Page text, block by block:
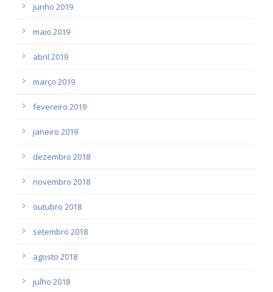
junho 2019
maio 2019
abril 2019
março 2019
fevereiro 2019
janeiro 2019
dezembro 2018
novembro 2018
outubro 2018
setembro 2018
agosto 2018
julho 2018